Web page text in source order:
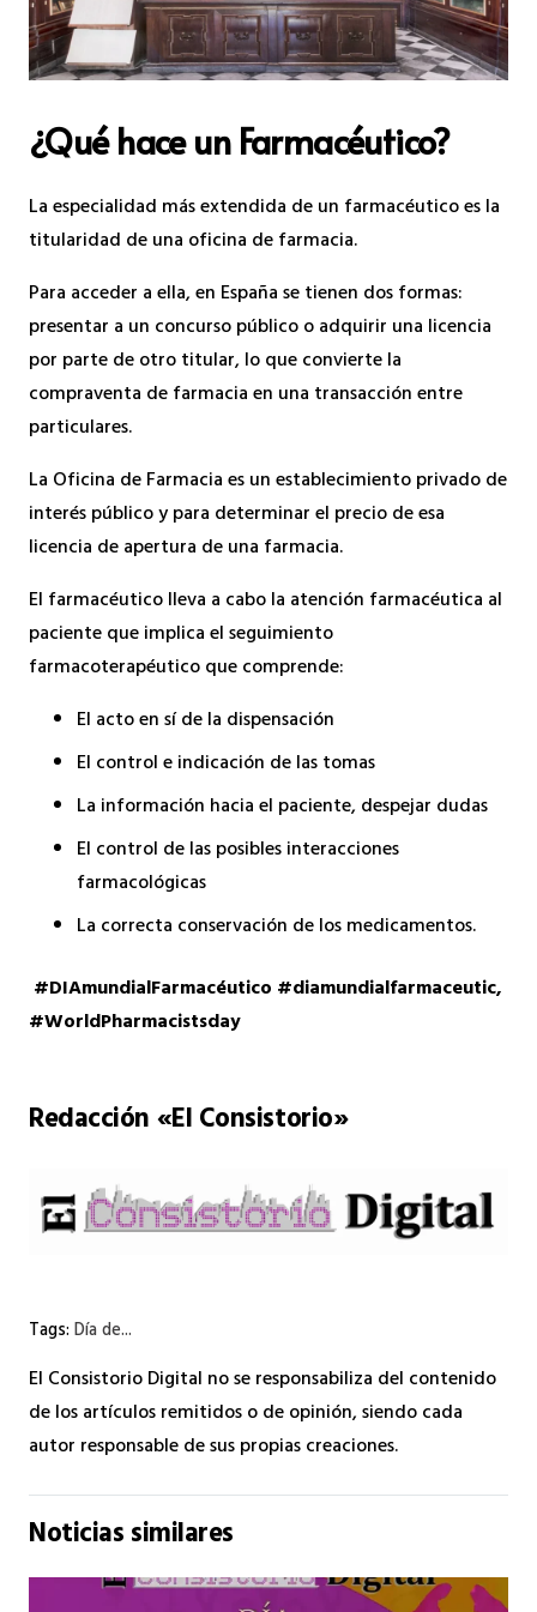
¿Qué hace un Farmacéutico?
La especialidad más extendida de un farmacéutico es la
titularidad de una oficina de farmacia.
Para acceder a ella, en España se tienen dos formas:
presentar a un concurso público o adquirir una licencia
por parte de otro titular, lo que convierte la
compraventa de farmacia en una transacción entre
particulares.​
La Oficina de Farmacia es un establecimiento privado de
interés público y para determinar el precio de esa
licencia de apertura de una farmacia.
El farmacéutico lleva a cabo la atención farmacéutica al
paciente que implica el seguimiento
farmacoterapéutico que comprende:
El acto en sí de la dispensación
El control e indicación de las tomas
La información hacia el paciente, despejar dudas
El control de las posibles interacciones
farmacológicas
La correcta conservación de los medicamentos.
#DIAmundialFarmacéutico #diamundialfarmaceutic,
#WorldPharmacistsday
Redacción «El Consistorio»
Tags:Día de...
El Consistorio Digital no se responsabiliza del contenido
de los artículos remitidos o de opinión, siendo cada
autor responsable de sus propias creaciones.
Noticias similares